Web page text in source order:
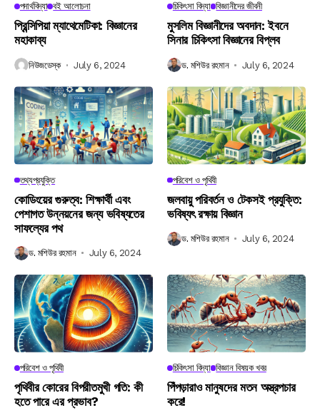
পদার্থবিদ্যা বই আলোচনা
প্রিন্সিপিয়া ম্যাথেমেটিকা: বিজ্ঞানের
মহাকাব্য
নিউজডেস্ক July 6, 2024
চিকিৎসা বিদ্যা বিজ্ঞানীদের জীবনী
মুসলিম বিজ্ঞানীদের অবদান: ইবনে
সিনার চিকিৎসা বিজ্ঞানের বিপ্লব
ড. মশিউর রহমান July 6, 2024
তথ্যপ্রযুক্তি
কোডিংয়ের গুরুত্ব: শিক্ষার্থী এবং
পেশাগত উন্নয়নের জন্য ভবিষ্যতের
সাফল্যের পথ
ড. মশিউর রহমান July 6, 2024
পরিবেশ ও পৃথিবী
জলবায়ু পরিবর্তন ও টেকসই প্রযুক্তি:
ভবিষ্যৎ রক্ষায় বিজ্ঞান
ড. মশিউর রহমান July 6, 2024
পরিবেশ ও পৃথিবী
পৃথিবীর কোরের বিপরীতমুখী গতি: কী
হতে পারে এর প্রভাব?
চিকিৎসা বিদ্যা বিজ্ঞান বিষয়ক খবর
পিঁপড়ারাও মানুষদের মতন অস্ত্রপচার
করে!